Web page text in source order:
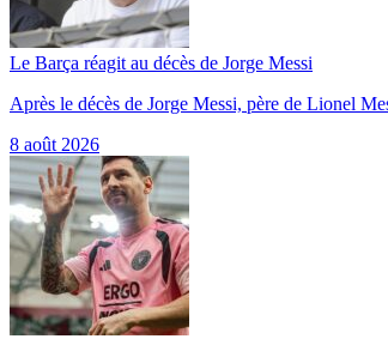
Le Barça réagit au décès de Jorge Messi
Après le décès de Jorge Messi, père de Lionel
8 août 2026